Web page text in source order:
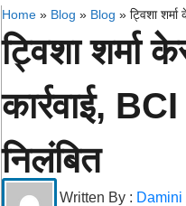
Home» Blog » Blog » ट्विशा
ट्विशा शर्मा
कार्रवाई,
निलंबित
Written By : Damini